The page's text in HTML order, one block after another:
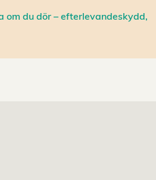
om du dör – efterlevandeskydd,